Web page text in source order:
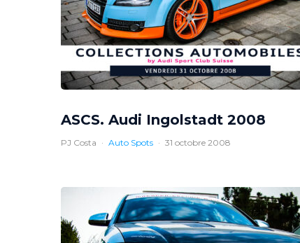
ASCS. Audi Ingolstadt 2008
PJ Costa · Auto Spots · 31 octobre 2008